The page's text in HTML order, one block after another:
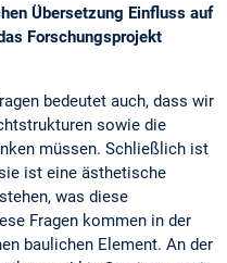
Übersetzung Einfluss auf
Forschungsprojekt
bedeutet auch, dass wir
sowie die
müssen. Schließlich ist
ist eine ästhetische
was diese
Fragen kommen in der
baulichen Element. An der